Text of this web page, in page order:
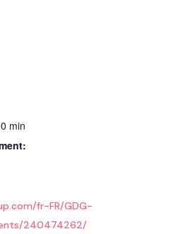
min
fr-FR/GDG-
240474262/